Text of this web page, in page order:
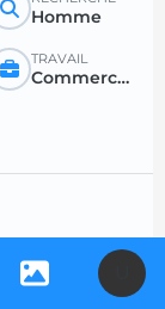
Homme
TRAVAIL
Commercant et assimilé